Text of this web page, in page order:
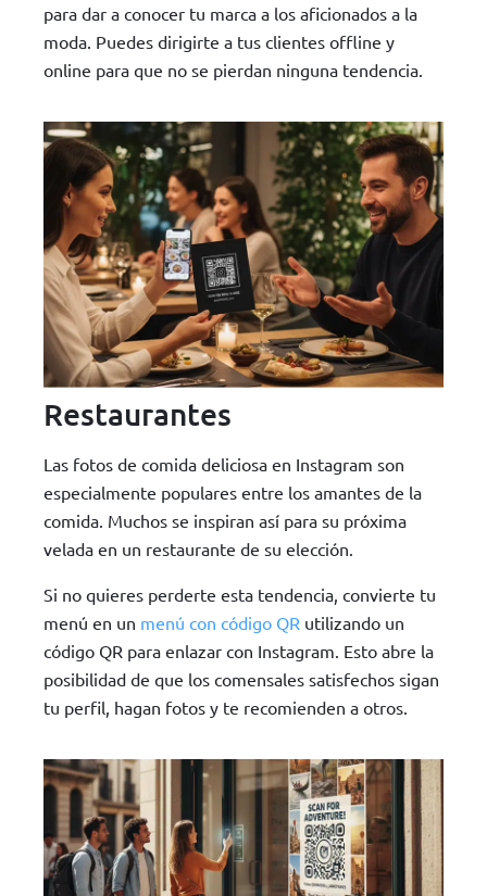
para dar a conocer tu marca a los aficionados a la
moda. Puedes dirigirte a tus clientes offline y
online para que no se pierdan ninguna tendencia.
Restaurantes
Las fotos de comida deliciosa en Instagram son
especialmente populares entre los amantes de la
comida. Muchos se inspiran así para su próxima
velada en un restaurante de su elección.
Si no quieres perderte esta tendencia, convierte tu
menú en un menú con código QR utilizando un
código QR para enlazar con Instagram. Esto abre la
posibilidad de que los comensales satisfechos sigan
tu perfil, hagan fotos y te recomienden a otros.